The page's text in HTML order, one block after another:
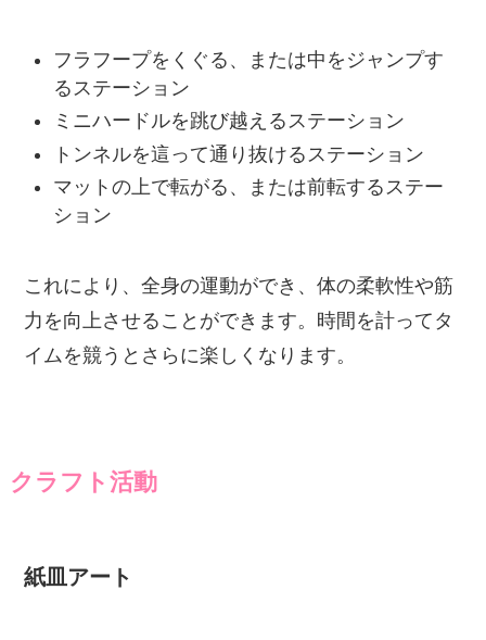
フラフープをくぐる、または中をジャンプす
るステーション
ミニハードルを跳び越えるステーション
トンネルを這って通り抜けるステーション
マットの上で転がる、または前転するステー
ション
これにより、全身の運動ができ、体の柔軟性や筋
力を向上させることができます。時間を計ってタ
イムを競うとさらに楽しくなります。
クラフト活動
紙皿アート